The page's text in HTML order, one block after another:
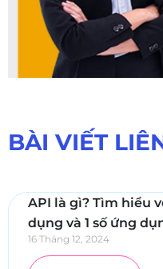
BÀI VIẾT
API là gì? Tìm hiểu
dụng và 1 số ứng
16 Tháng 12, 2024